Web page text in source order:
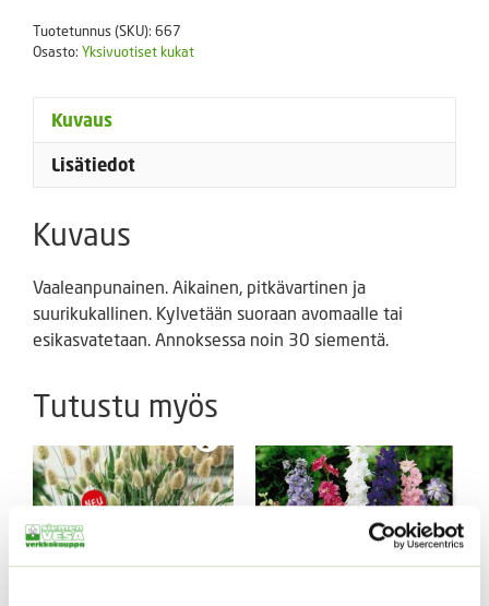
Tuotetunnus (SKU): 667
Osasto: Yksivuotiset kukat
Kuvaus
Lisätiedot
Kuvaus
Vaaleanpunainen. Aikainen, pitkävartinen ja
suurikukallinen. Kylvetään suoraan avomaalle tai
esikasvatetaan. Annoksessa noin 30 siementä.
Tutustu myös